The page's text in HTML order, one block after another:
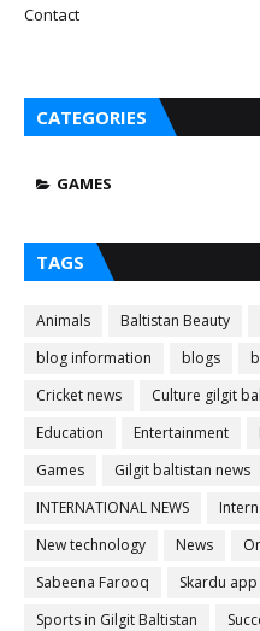
Contact
CATEGORIES
GAMES
TAGS
Animals Baltistan Beauty
blog information
blogs
Cricket news
Culture gilgit
Education
Entertainment
Games
Gilgit baltistan news
INTERNATIONAL NEWS
New technology
News
Sabeena Farooq
Skardu app
Sports in Gilgit Baltistan